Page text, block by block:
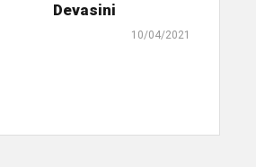
Devasini
10/04/2021